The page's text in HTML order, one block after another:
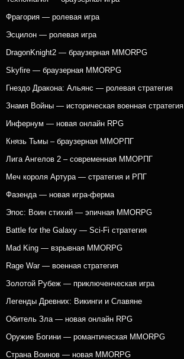
Фрагория — ролевая игра
Эсцилон — ролевая игра
DragonKnight2 — браузерная MMORPG
Skyfire — браузерная MMORPG
Гнездо Дракона: Альянс — ролевая стратегия
Знамя Войны — историческая военная стратегия
Инфернум — новая онлайн RPG
Князь Тьмы – браузерная ММОРПГ
Лига Ангелов 2 – современная ММОРПГ
Меч короля Артура — стратегия и РПГ
Фазенда — новая игра-ферма
Эпос: Воин стихий — эпичная MMORPG
Battle for the Galaxy — Sci-Fi стратегия
Mad King — взрывная MMORPG
Rage War — военная стратегия
Золотой Рубеж — приключенческая игра
Легенды Древних: Викинги и Славяне
Обитель Зла — новая онлайн RPG
Оружие Богини — романтическая MMORPG
Страна Воинов — новая MMORPG